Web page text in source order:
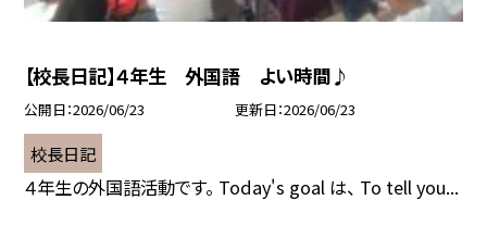
【校長日記】４年生 外国語 よい時間♪
公開日 2026/06/23 更新日 2026/06/23
校長日記
４年生の外国語活動です。 Today's goal は、 To tell you...